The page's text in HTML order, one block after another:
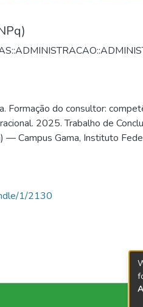
Formação do consultor:
2025. Trabalho de
— Campus Gama, Instituto
1/2130